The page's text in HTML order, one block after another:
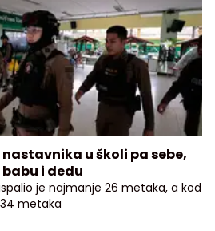
u školi pa sebe,
i dedu
je najmanje 26 metaka, a kod
metaka